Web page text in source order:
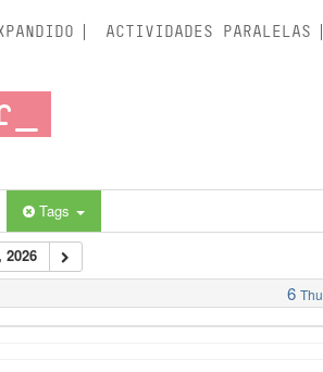
ACTIVIDADES PARALELAS
Tags
2026
6 Thu